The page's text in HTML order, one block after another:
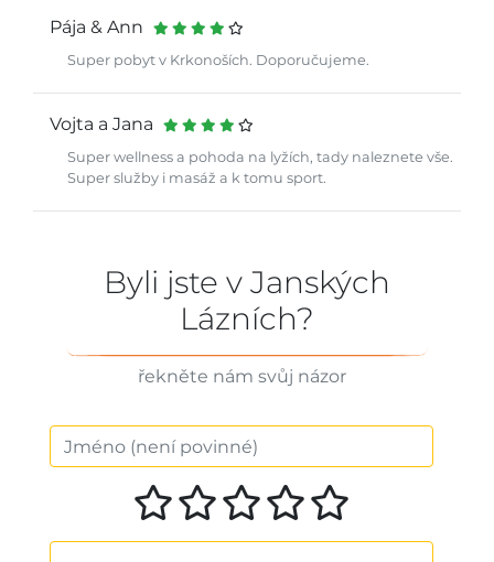
Pája & Ann
Super pobyt v Krkonoších. Doporučujeme.
Vojta a Jana
Super wellness a pohoda na lyžích, tady naleznete vše.
Super služby i masáž a k tomu sport.
Byli jste v Janských
Lázních?
řekněte nám svůj názor